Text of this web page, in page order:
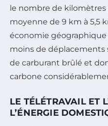
le nombre de
moyenne de 9 km à 5,5
économie géographique
moins de
de carburant brûlé et
carbone
LE TÉLÉTRAVAIL ET
L’ÉNERGIE